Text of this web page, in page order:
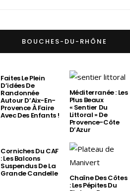
BOUCHES-DU-RHÔNE
Faites Le Plein
D’idées De
Randonnée
Autour D’Aix-En-
Provence À Faire
Avec Des Enfants !
Méditerranée : Les
Plus Beaux
« Sentier Du
Littoral » De
Provence-Côte
D’Azur
Corniches Du CAF
: Les Balcons
Suspendus De La
Grande Candelle Chaîne Des Côtes
: Les Pépites Du